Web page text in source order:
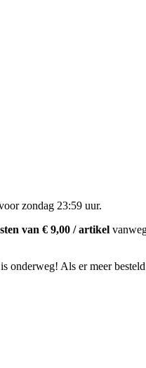
zondag 23:59 uur.
van € 9,00 / artikel
Als er meer